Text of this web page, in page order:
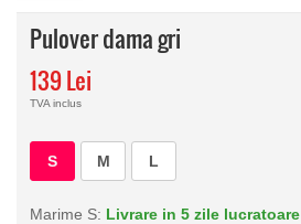
Pulover dama gri
139 Lei
TVA inclus
S M L
Marime S: Livrare in 5 zile lucratoare